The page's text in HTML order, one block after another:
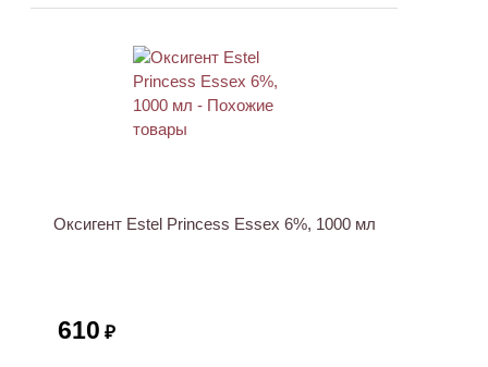
Оксигент Estel Princess Essex 6%, 1000 мл
610 ₽